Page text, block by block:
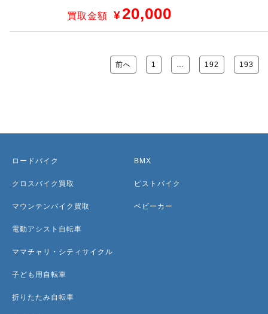
買取金額 ¥20,000
前へ 1 … 192 193
ロードバイク
クロスバイク買取
マウンテンバイク買取
電動アシスト自転車
ママチャリ・シティサイクル
子ども用自転車
折りたたみ自転車
BMX
ピストバイク
ベビーカー